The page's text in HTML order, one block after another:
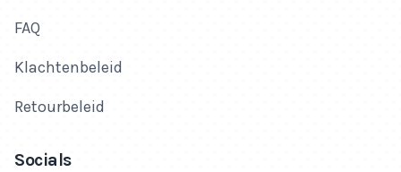
FAQ
Klachtenbeleid
Retourbeleid
Socials